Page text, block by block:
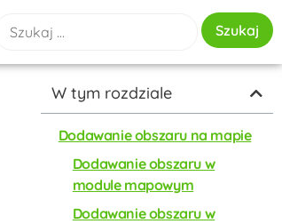
W tym rozdziale
Dodawanie obszaru na mapie
Dodawanie obszaru w
module mapowym
Dodawanie obszaru w